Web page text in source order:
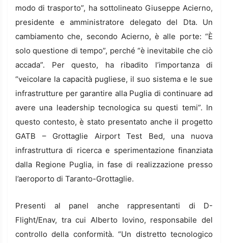
modo di trasporto”, ha sottolineato Giuseppe Acierno,
presidente e amministratore delegato del Dta. Un
cambiamento che, secondo Acierno, è alle porte: “È
solo questione di tempo”, perché “è inevitabile che ciò
accada”. Per questo, ha ribadito l’importanza di
“veicolare la capacità pugliese, il suo sistema e le sue
infrastrutture per garantire alla Puglia di continuare ad
avere una leadership tecnologica su questi temi”. In
questo contesto, è stato presentato anche il progetto
GATB – Grottaglie Airport Test Bed, una nuova
infrastruttura di ricerca e sperimentazione finanziata
dalla Regione Puglia, in fase di realizzazione presso
l’aeroporto di Taranto-Grottaglie.
Presenti al panel anche rappresentanti di D-
Flight/Enav, tra cui Alberto Iovino, responsabile del
controllo della conformità. “Un distretto tecnologico